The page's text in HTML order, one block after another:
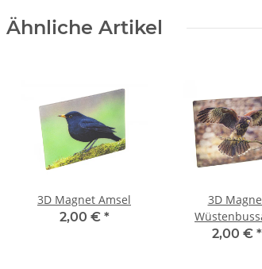
Ähnliche Artikel
3D Magnet Amsel
2,00 € *
3D
2,00 € *